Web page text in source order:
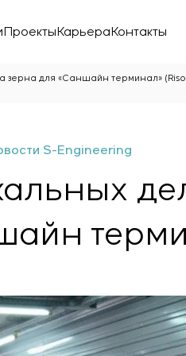
ПроектыКарьераКонтакты
зерна для «Саншайн терминал»
S-Engineering